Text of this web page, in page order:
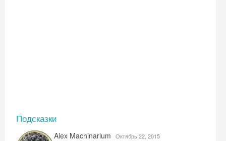
Подсказки
Alex Machinarium Октябрь 22, 2015